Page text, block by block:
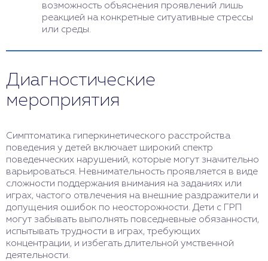
возможность объяснения проявлений лишь
реакцией на конкретные ситуативные стрессы
или среды.
Диагностические
мероприятия
Симптоматика гиперкинетического расстройства
поведения у детей включает широкий спектр
поведенческих нарушений, которые могут значительно
варьироваться. Невнимательность проявляется в виде
сложности поддержания внимания на заданиях или
играх, частого отвлечения на внешние раздражители и
допущения ошибок по неосторожности. Дети с ГРП
могут забывать выполнять повседневные обязанности,
испытывать трудности в играх, требующих
концентрации, и избегать длительной умственной
деятельности.